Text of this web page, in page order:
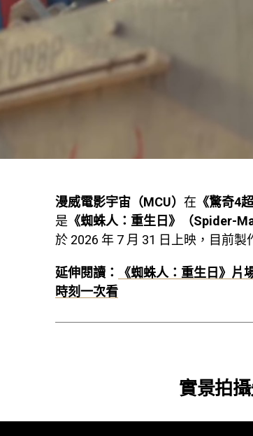
漫威電影宇宙（MCU） 在 《驚奇4
是 《蜘蛛人：重生日》（Spider-
於 2026 年 7 月 31 日上映，目前
延伸閱讀：
《蜘蛛人：重生日》
時刻一次看
實景拍